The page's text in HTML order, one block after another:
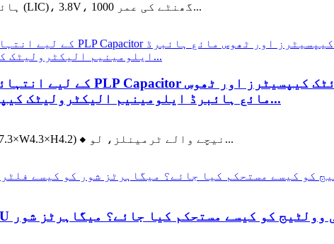
SLA ◆ ہائبرڈ سپر کیپیسیٹر (LIC)، 3.8V، 1000 گھنٹے کی عمر...
مائع ہائبرڈ ایلومینیم الیکٹرولیٹک کیپیک کا ایک جامع تجزیہ...
TQD42: ◆ سلم پروفائل (L7.3×W4.3×H4.2) ◆ نیچے والے ٹرمینلز، لو...